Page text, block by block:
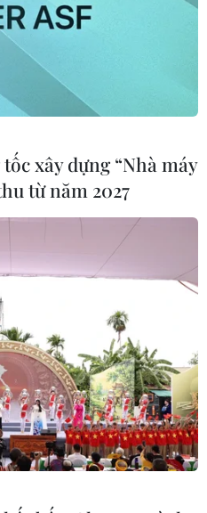
xây dựng “Nhà máy
từ năm 2027